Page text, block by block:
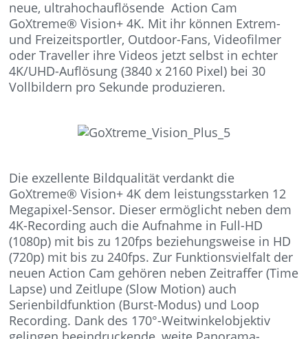
neue, ultrahochauflösende Action Cam
GoXtreme® Vision+ 4K. Mit ihr können Extrem-
und Freizeitsportler, Outdoor-Fans, Videofilmer
oder Traveller ihre Videos jetzt selbst in echter
4K/UHD-Auflösung (3840 x 2160 Pixel) bei 30
Vollbildern pro Sekunde produzieren.
Die exzellente Bildqualität verdankt die
GoXtreme® Vision+ 4K dem leistungsstarken 12
Megapixel-Sensor. Dieser ermöglicht neben dem
4K-Recording auch die Aufnahme in Full-HD
(1080p) mit bis zu 120fps beziehungsweise in HD
(720p) mit bis zu 240fps. Zur Funktionsvielfalt der
neuen Action Cam gehören neben Zeitraffer (Time
Lapse) und Zeitlupe (Slow Motion) auch
Serienbildfunktion (Burst-Modus) und Loop
Recording. Dank des 170°-Weitwinkelobjektiv